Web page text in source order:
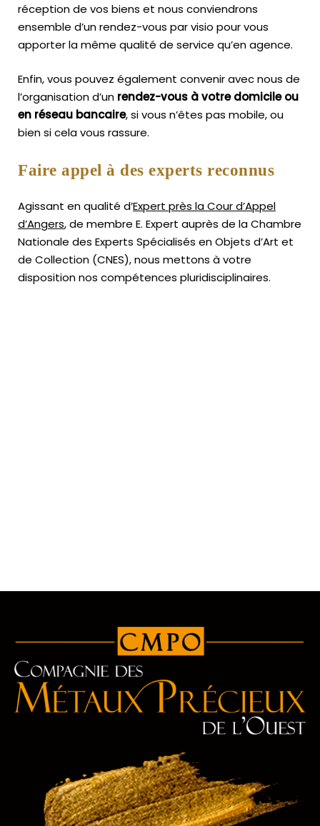
réception de vos biens et nous conviendrons
ensemble d’un rendez-vous par visio pour vous
apporter la même qualité de service qu’en agence.
Enfin, vous pouvez également convenir avec nous de
l’organisation d’un rendez-vous à votre domicile ou
en réseau bancaire, si vous n’êtes pas mobile, ou
bien si cela vous rassure.
Faire appel à des experts reconnus
Agissant en qualité d’Expert près la Cour d’Appel
d’Angers, de membre E. Expert auprès de laChambre
Nationale des Experts Spécialisés en Objets d’Art et
de Collection (CNES),nous mettons à votre
disposition nos compétences pluridisciplinaires.